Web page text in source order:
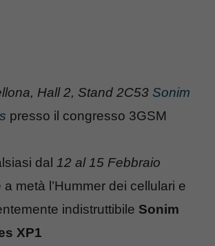
Hall 2, Stand 2C53 Sonim
presso il congresso 3GSM
dal 12 al 15 Febbraio
metà l’Hummer dei cellulari e
indistruttibile Sonim
XP1